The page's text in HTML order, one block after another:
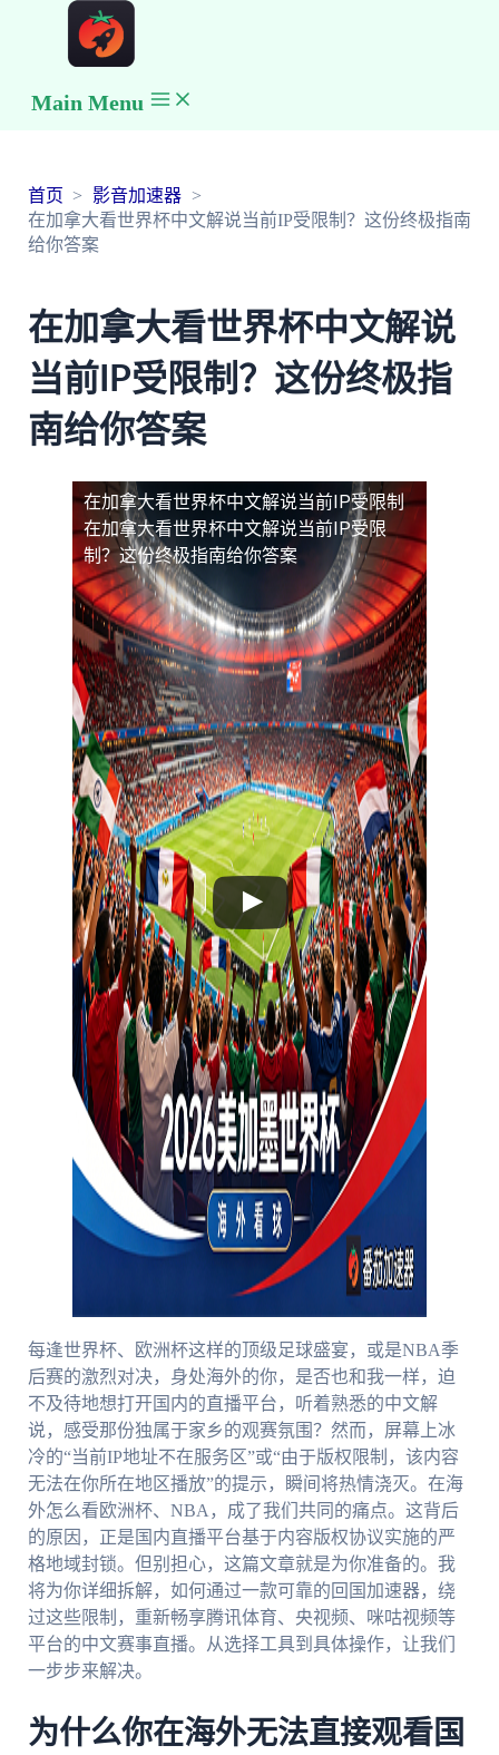
Main Menu
首页
影音加速器
在加拿大看世界杯中文解说当前IP受限制？这份终极指南
给你答案
在加拿大看世界杯中文解说
当前IP受限制？这份终极指
南给你答案
在加拿大看世界杯中文解说当前IP受限制
在加拿大看世界杯中文解说当前IP受限
制？这份终极指南给你答案
每逢世界杯、欧洲杯这样的顶级足球盛宴，或是NBA季
后赛的激烈对决，身处海外的你，是否也和我一样，迫
不及待地想打开国内的直播平台，听着熟悉的中文解
说，感受那份独属于家乡的观赛氛围？然而，屏幕上冰
冷的“当前IP地址不在服务区”或“由于版权限制，该内容
无法在你所在地区播放”的提示，瞬间将热情浇灭。在海
外怎么看欧洲杯、NBA，成了我们共同的痛点。这背后
的原因，正是国内直播平台基于内容版权协议实施的严
格地域封锁。但别担心，这篇文章就是为你准备的。我
将为你详细拆解，如何通过一款可靠的回国加速器，绕
过这些限制，重新畅享腾讯体育、央视频、咪咕视频等
平台的中文赛事直播。从选择工具到具体操作，让我们
一步步来解决。
为什么你在海外无法直接观看国